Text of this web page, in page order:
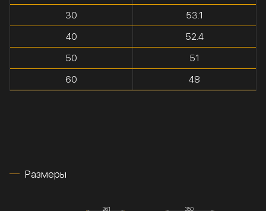
30
53.1
40
52.4
50
51
60
48
Размеры
261 350